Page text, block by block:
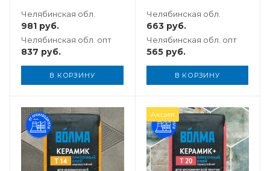
Челябинская обл.
981 руб.
Челябинская обл. опт
837 руб.
В КОРЗИНУ
Челябинская обл.
663руб.
Челябинская обл. опт
565руб.
В КОРЗИНУ
Акция
Вес, кг
25